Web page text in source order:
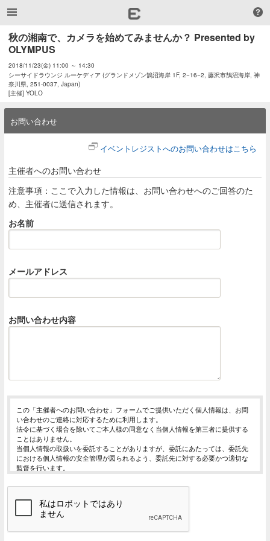
秋の湘南で、カメラを始めてみませんか？ Presented by
OLYMPUS
2018/11/23(金) 11:00 ～ 14:30
シーサイドラウンジ ルーケディア (グランドメゾン鵠沼海岸 1F, 2−16−2, 藤沢市鵠沼海岸, 神
奈川県, 251-0037, Japan)
[主催] YOLO
お問い合わせ
イベントレジストへのお問い合わせはこちら
主催者へのお問い合わせ
注意事項：ここで入力した情報は、お問い合わせへのご回答のた
め、主催者に送信されます。
お名前
メールアドレス
お問い合わせ内容
この「主催者へのお問い合わせ」フォームでご提供いただく個人情報は、お問
い合わせのご連絡に対応するために利用します。
法令に基づく場合を除いてご本人様の同意なく当個人情報を第三者に提供する
ことはありません。
当個人情報の取扱いを委託することがありますが、委託にあたっては、委託先
における個人情報の安全管理が図られるよう、委託先に対する必要かつ適切な
監督を行います。
止・消去および第三者への提供の停止（「開示等」といいます。）を受け付け
開示等の求めは、以下の「個人情報苦情及び相談窓口」で受け付けます。
ご入力頂く情報の提供は任意となっております。ただし、正確な情報をご提供
当ホームページではご利用状況の統計調査のためクッキー等を用いております